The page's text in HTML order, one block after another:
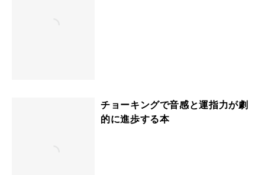
チョーキングで音感と運指力が劇
的に進歩する本